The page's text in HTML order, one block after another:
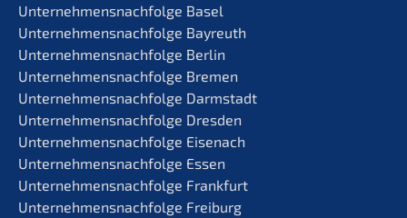
Unternehmens­nachfolge Basel
Unternehmens­nachfolge Bayreuth
Unternehmens­nachfolge Berlin
Unternehmens­nachfolge Bremen
Unternehmens­nachfolge Darmstadt
Unternehmens­nachfolge Dresden
Unternehmens­nachfolge Eisenach
Unternehmens­nachfolge Essen
Unternehmens­nachfolge Frankfurt
Unternehmens­nachfolge Freiburg